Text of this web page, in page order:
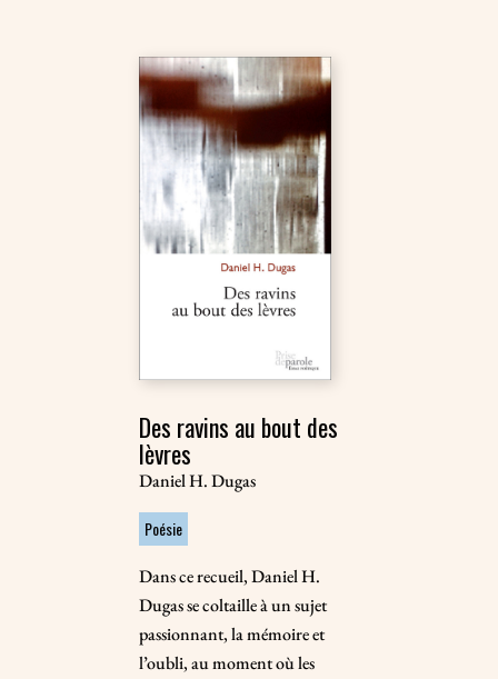
Des ravins au bout des
lèvres
Daniel H. Dugas
Poésie
Dans ce recueil, Daniel H.
Dugas se coltaille à un sujet
passionnant, la mémoire et
l’oubli, au moment où les